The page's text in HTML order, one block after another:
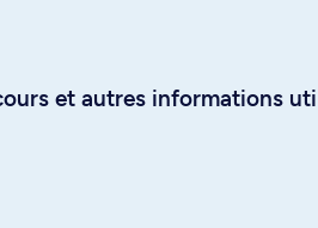
et autres informations